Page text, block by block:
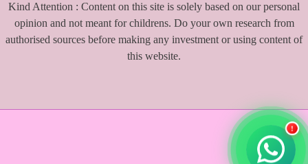
Kind Attention : Content on this site is solely based on our personal
opinion and not meant for childrens. Do your own research from
authorised sources before making any investment or using content of
this website.
!